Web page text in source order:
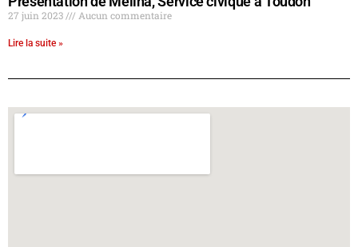
27 juin 2023 Aucun commentaire
Lire la suite »